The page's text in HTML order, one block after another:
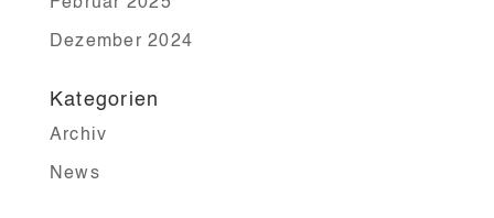
Dezember 2024
Kategorien
Archiv
News